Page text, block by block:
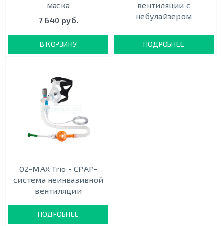
маска
7 640 руб.
В КОРЗИНУ
вентиляции с
небулайзером
ПОДРОБНЕЕ
O2-MAX Trio - СРАР-
система неинвазивной
вентиляции
ПОДРОБНЕЕ